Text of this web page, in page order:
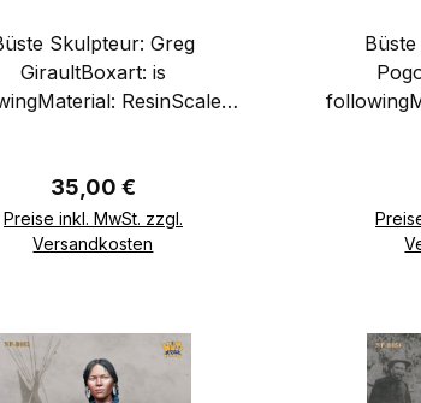
Skulpteur: Greg
GiraultBoxart: is
ResinScale :
Regulärer Preis:
35,00 €
Preise inkl. MwSt. zzgl.
Versandkosten
Büste Skulpteur: Oleg